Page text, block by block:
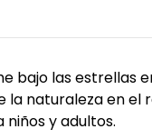
bajo las estrellas
la naturaleza en el
y adultos.